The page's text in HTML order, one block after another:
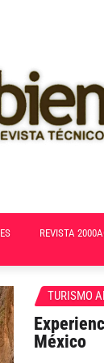
REVISTA
TURISMO
México